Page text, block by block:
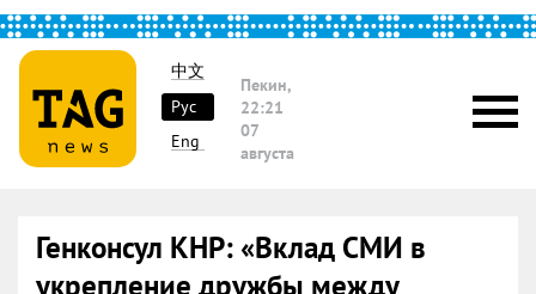
中文
Рус
Eng
Пекин,
22:21
07
августа
Генконсул КНР: «Вклад СМИ в
укрепление дружбы между